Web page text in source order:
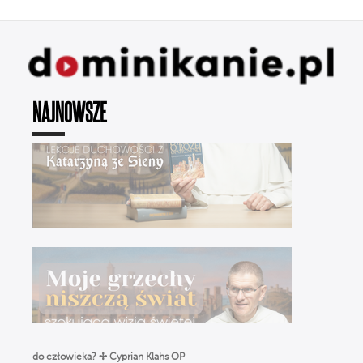
NAJNOWSZE
„Moje grzechy niszczą świat” – szokująca